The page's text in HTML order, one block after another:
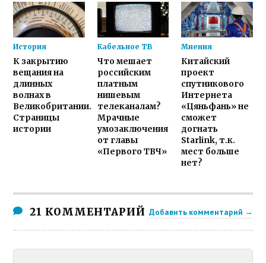
История
К закрытию
вещания на
длинных
волнах в
Великобритании.
Страницы
истории
Кабельное ТВ
Что мешает
российским
платным
нишевым
телеканалам?
Мрачные
умозаключения
от главы
«Первого ТВЧ»
Мнения
Китайский
проект
спутникового
Интернета
«Цяньфань» не
сможет
догнать
Starlink, т.к.
мест больше
нет?
21 КОММЕНТАРИЙ Добавить комментарий →